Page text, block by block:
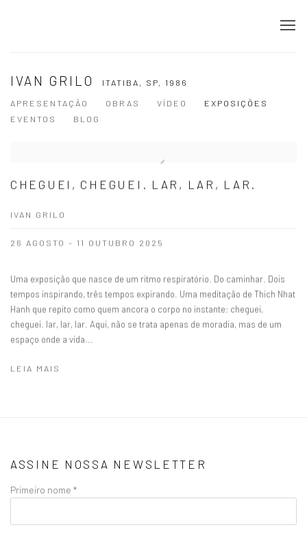
IVAN GRILO ITATIBA, SP,1986
APRESENTAÇÃO
OBRAS VÍDEO
EXPOSIÇÕES
EVENTOS
BLOG
CHEGUEI, CHEGUEI. LAR, LAR, LAR.
IVAN GRILO
26 AGOSTO - 11 OUTUBRO 2025
Uma exposição que nasce de um ritmo respiratório. Do caminhar. Dois
tempos inspirando, três tempos expirando. Uma meditação de Thich Nhat
Hanh que repito como quem ancora o corpo no instante: cheguei,
cheguei. lar, lar, lar. Aqui, não se trata apenas de moradia, mas de um
espaço onde a vida...
LEIA MAIS
ASSINE NOSSA NEWSLETTER
Primeiro nome *